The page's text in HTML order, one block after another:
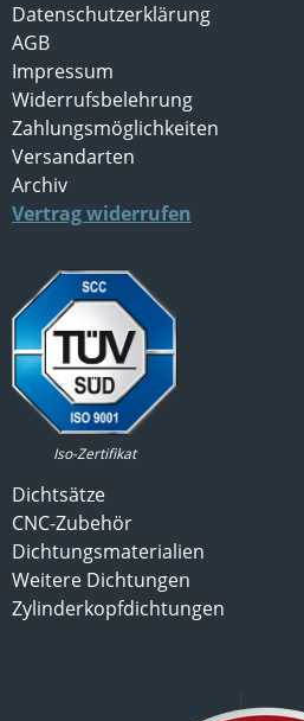
Datenschutzerklärung
AGB
Impressum
Widerrufsbelehrung
Zahlungsmöglichkeiten
Versandarten
Archiv
Vertrag widerrufen
Iso-Zertifikat
Dichtsätze
CNC-Zubehör
Dichtungsmaterialien
Weitere Dichtungen
Zylinderkopfdichtungen